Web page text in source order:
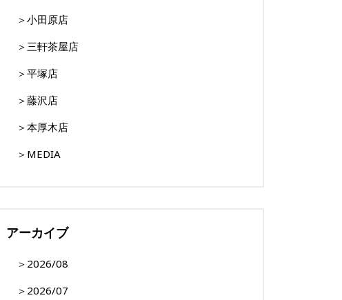
＞ 小田原店
＞ 三軒茶屋店
＞ 平塚店
＞ 藤沢店
＞ 本厚木店
＞ MEDIA
アーカイブ
＞ 2026/08
＞ 2026/07